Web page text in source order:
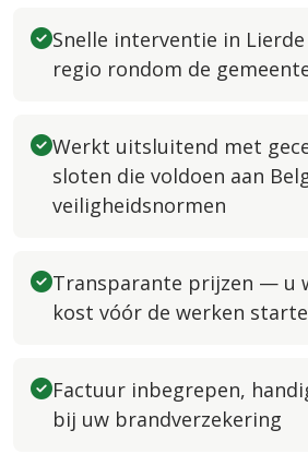
Snelle interventie in
regio rondom de
Werkt uitsluitend met
sloten die voldoen aan
veiligheidsnormen
Transparante prijzen — u
kost vóór de werken
Factuur inbegrepen,
bij uw brandverzekering